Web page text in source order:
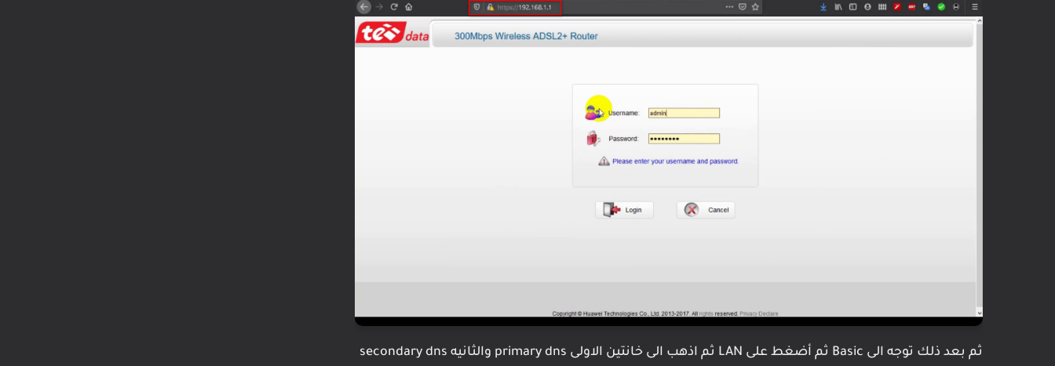
ثم بعد ذلك توجه الى Basic ثم أضغط على LAN ثم اذهب الى خانتين الاولى primary dns والثانيه secondary dns